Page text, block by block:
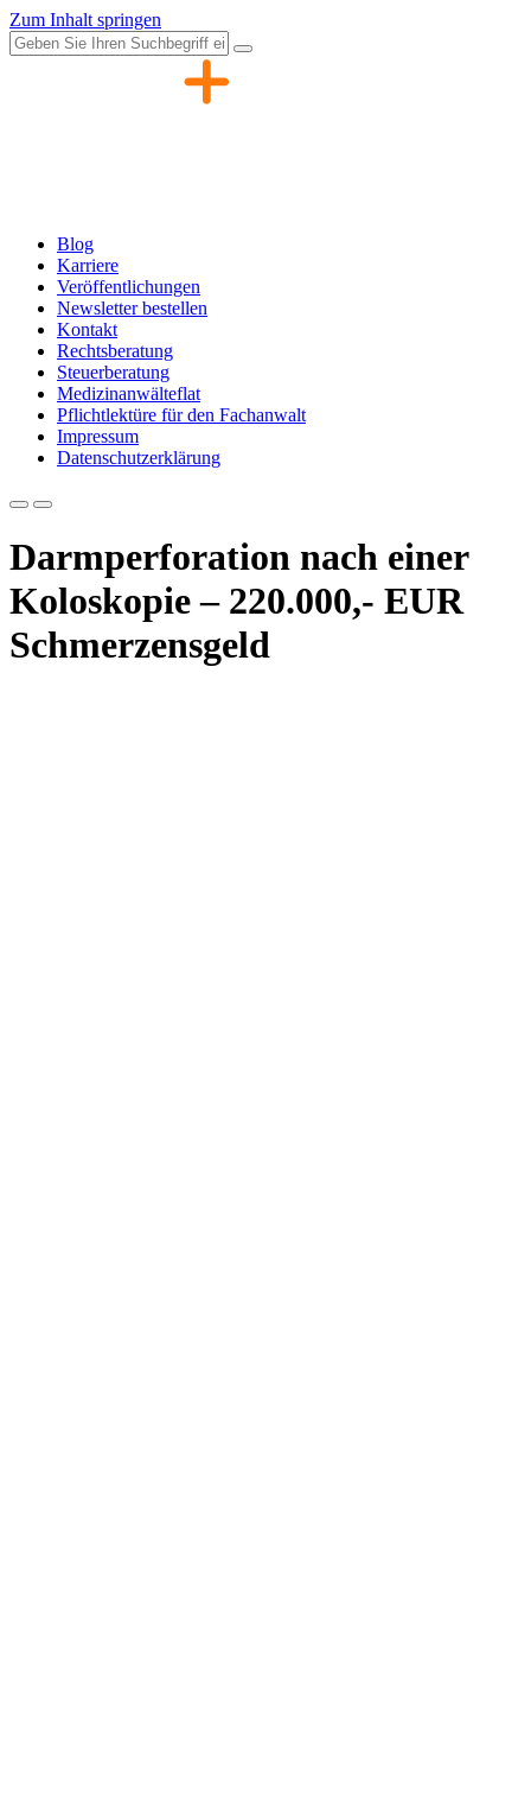
Zum Inhalt springen
Blog
Karriere
Veröffentlichungen
Newsletter bestellen
Kontakt
Rechtsberatung
Steuerberatung
Medizinanwälteflat
Pflichtlektüre für den Fachanwalt
Impressum
Datenschutzerklärung
Darmperforation nach einer
Koloskopie – 220.000,- EUR
Schmerzensgeld